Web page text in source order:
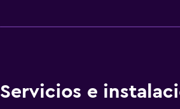
Servicios e